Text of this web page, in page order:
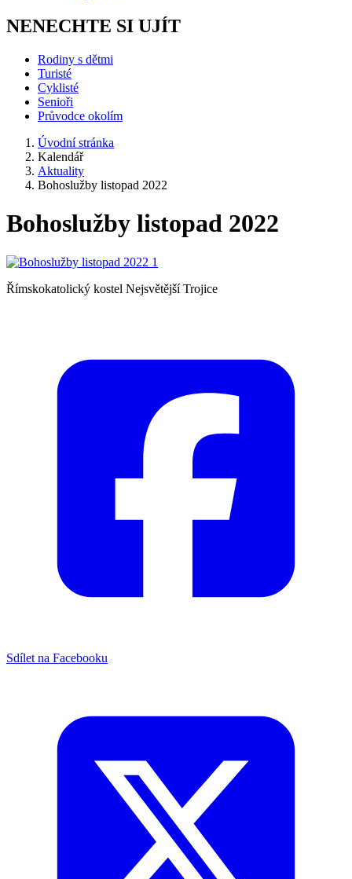
NENECHTE SI UJÍT
Rodiny s dětmi
Turisté
Cyklisté
Senioři
Průvodce okolím
Úvodní stránka
Kalendář
Aktuality
Bohoslužby listopad 2022
Bohoslužby listopad 2022
Římskokatolický kostel Nejsvětější Trojice
Sdílet na Facebooku